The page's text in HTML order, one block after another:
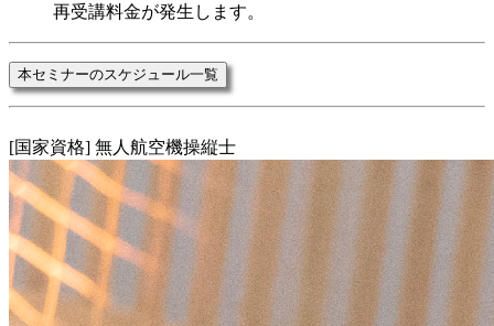
再受講料金が発生します。
本セミナーのスケジュール一覧
[国家資格] 無人航空機操縦士